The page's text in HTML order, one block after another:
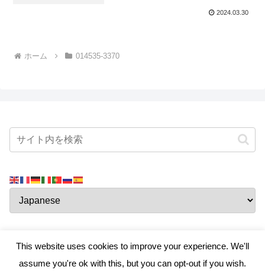
2024.03.30
ホーム 014535-3370
真・ハマちゃんのお部屋
This website uses cookies to improve your experience. We'll
assume you're ok with this, but you can opt-out if you wish.